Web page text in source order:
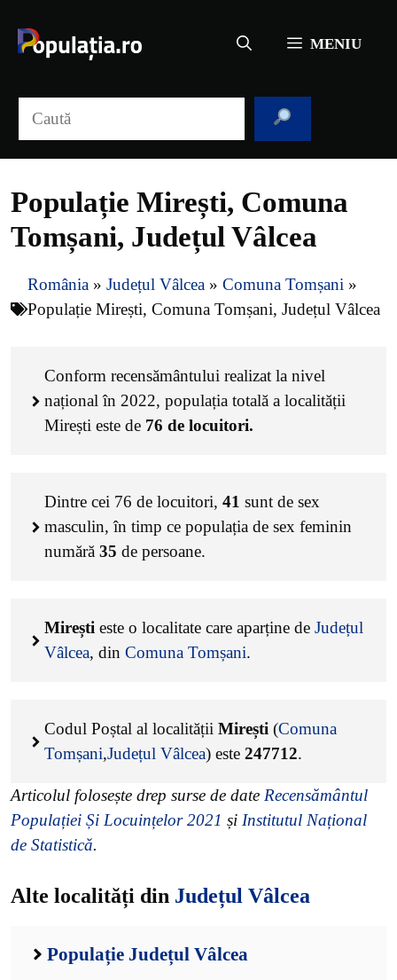
conținut
MENIU
Populație Mirești, Comuna
Tomșani, Județul Vâlcea
România » Județul Vâlcea » Comuna Tomșani »
Populație Mirești, Comuna Tomșani, Județul Vâlcea
Conform recensământului realizat la nivel
național în 2022, populația totală a localității
Mirești este de 76 de locuitori.
Dintre cei 76 de locuitori, 41 sunt de sex
masculin, în timp ce populația de sex feminin
numără 35 de persoane.
Mirești este o localitate care aparține de Județul
Vâlcea, din Comuna Tomșani.
Codul Poștal al localității Mirești (Comuna
Tomșani,Județul Vâlcea) este 247712.
Articolul folosește drep surse de date Recensământul
Populației Și Locuințelor 2021 și Institutul Național
de Statistică.
Alte localități din Județul Vâlcea
Populație Județul Vâlcea